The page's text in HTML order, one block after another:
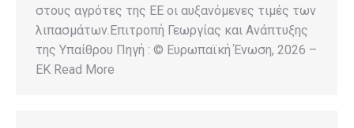
στους αγρότες της ΕΕ οι αυξανόμενες τιμές των
λιπασμάτων.Επιτροπή Γεωργίας και Ανάπτυξης
της Υπαίθρου Πηγή : © Ευρωπαϊκή Ένωση, 2026 –
EK Read More